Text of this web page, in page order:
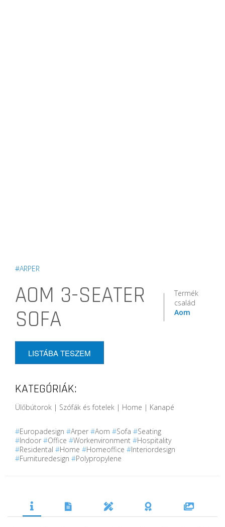
#ARPER
AOM 3-SEATER
SOFA
Termék
család
Aom
LISTÁBA TESZEM
KATEGÓRIÁK:
Ülőbútorok | Szófák és fotelek | Home | Kanapé
#Europadesign #Arper #Aom #Sofa #Seating
#Indoor #Office #Workenvironment #Hospitality
#Residental #Home #Homeoffice #Interiordesign
#Furnituredesign #Polypropylene